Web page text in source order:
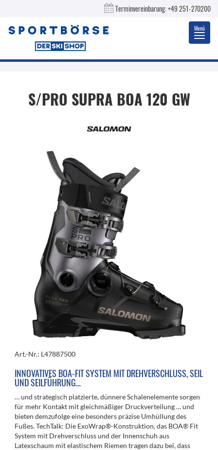
Terminvereinbarung:+49 251-270200
Menü
S/PRO SUPRA BOA 120 GW
Art.-Nr.: L47887500
INNOVATIVES BOA-FIT SYSTEM MIT DREHVERSCHLUSS, SEIL
UND SEILFÜHRUNG…
… und strategisch platzierte, dünnere Schalenelemente sorgen
für mehr Kontakt mit gleichmäßiger Druckverteilung … und
bieten demzufolge eine besonders präzise Umhüllung des
Fußes. TechTalk: Die ExoWrap®-Konstruktion, das BOA® Fit
System mit Drehverschluss und der Innenschuh aus
Latexschaum mit elastischem Riemen tragen dazu bei, dass